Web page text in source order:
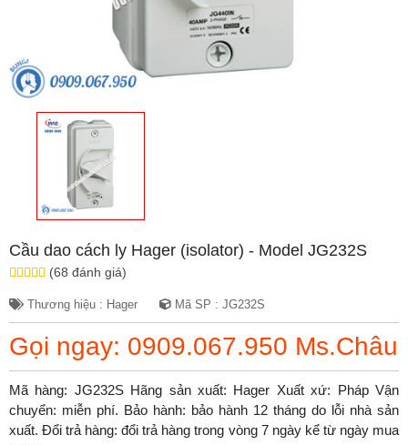
Cầu dao cách ly Hager (isolator) - Model JG232S
(68 đánh giá)
Thương hiệu : Hager Mã SP : JG232S
Gọi ngay: 0909.067.950 Ms.Châu
Mã hàng: JG232S Hãng sản xuất: Hager Xuất xứ: Pháp Vận
chuyển: miễn phí. Bảo hành: bảo hành 12 tháng do lỗi nhà sản
xuất. Đổi trả hàng: đổi trả hàng trong vòng 7 ngày kể từ ngày mua